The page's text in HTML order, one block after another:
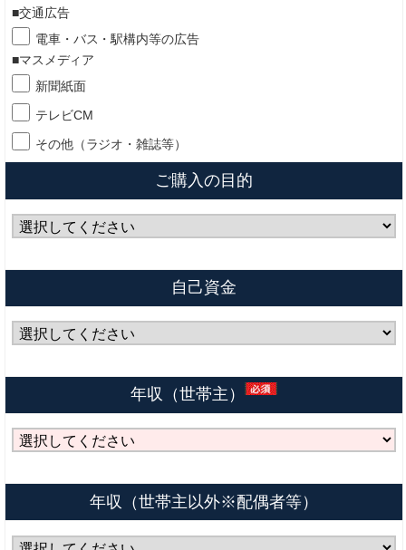
■交通広告
電車・バス・駅構内等の広告
■マスメディア
新聞紙面
テレビCM
その他（ラジオ・雑誌等）
ご購入の目的
自己資金
年収（世帯主）
年収（世帯主以外※配偶者等）